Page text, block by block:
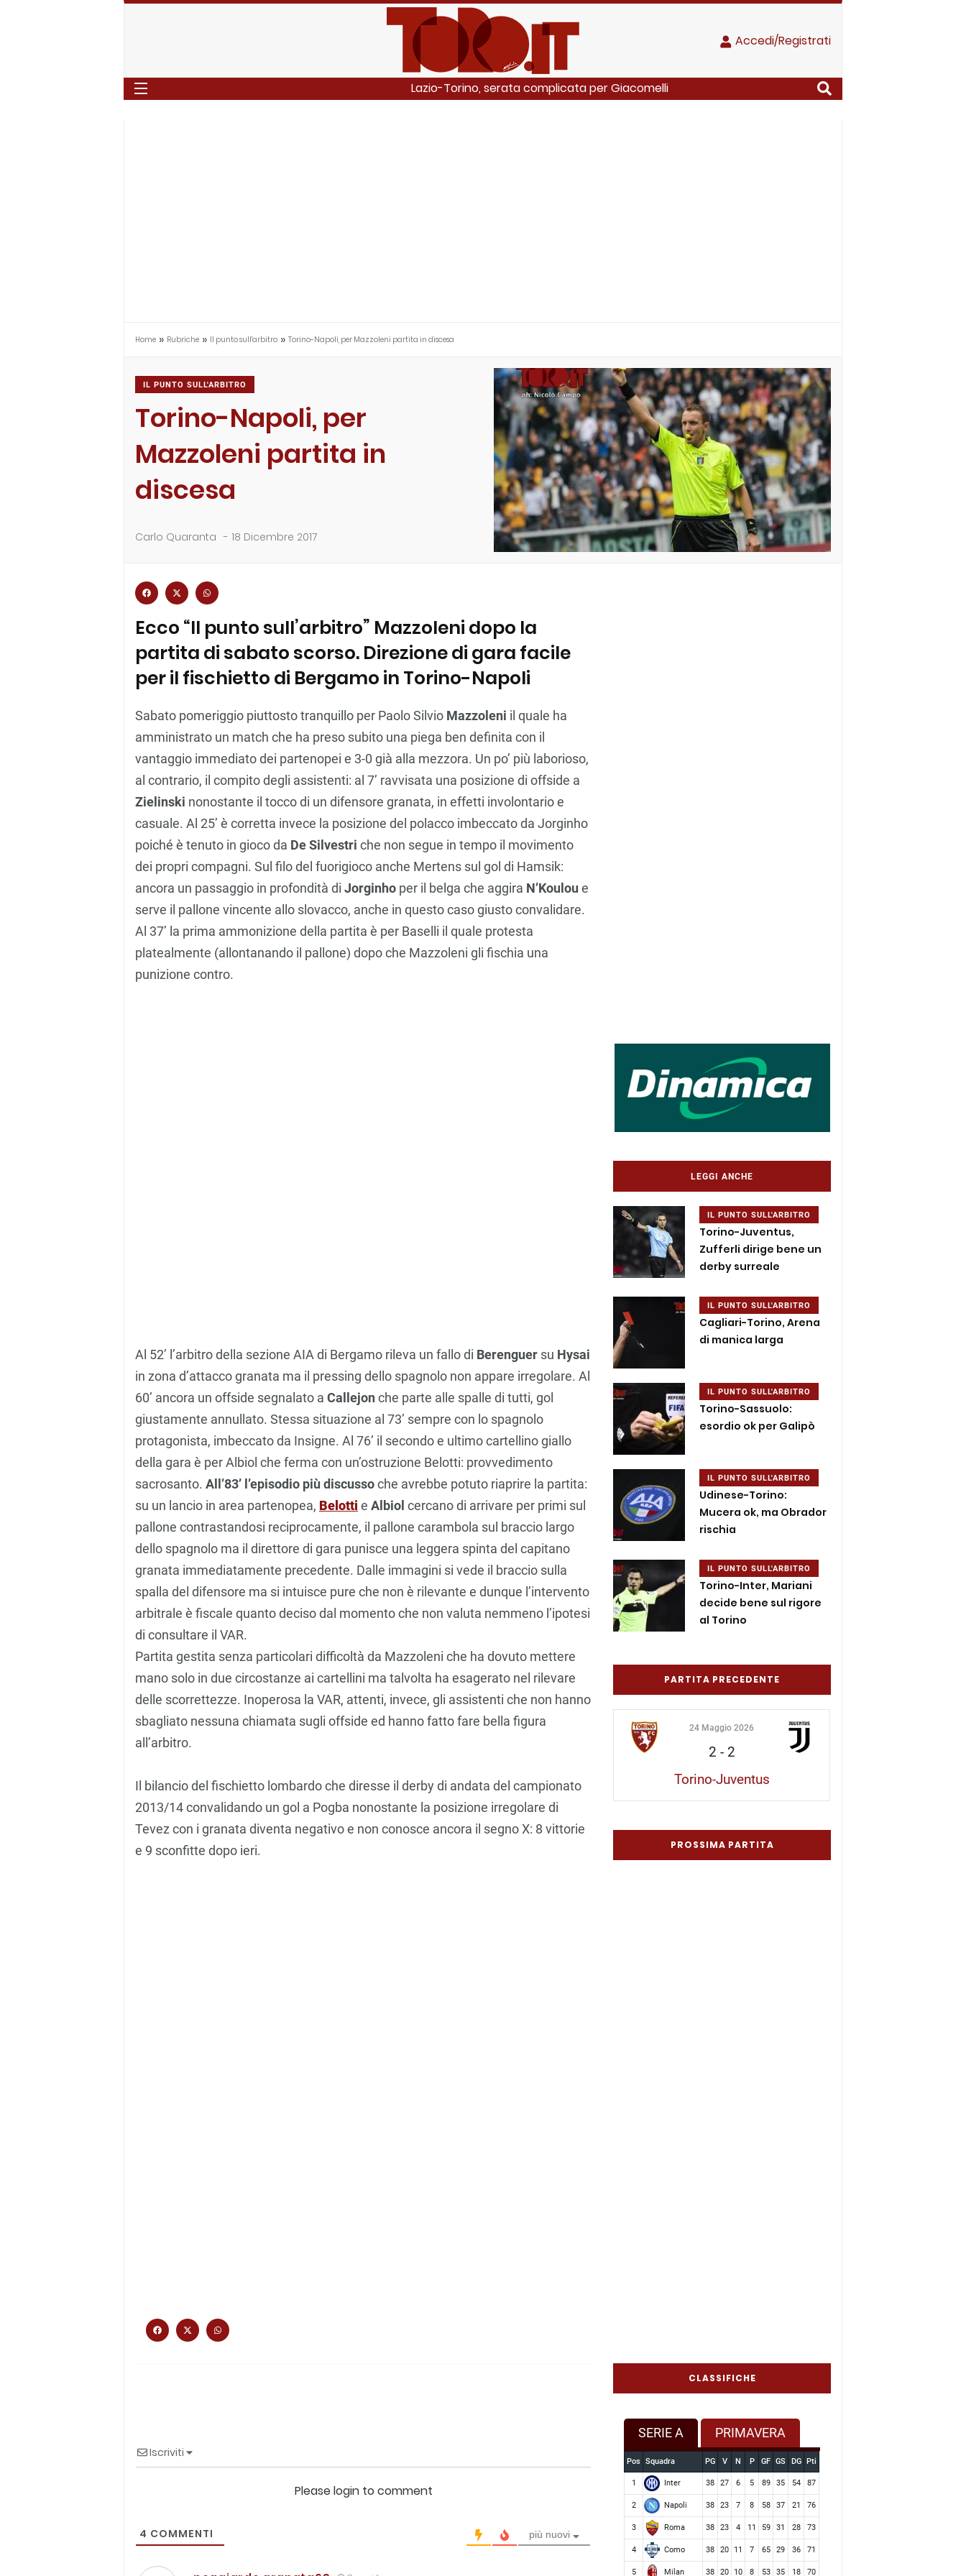
Accedi/Registrati
Lazio-Torino, serata complicata per Giacomelli
Home » Rubriche » Il punto sull'arbitro » Torino-Napoli, per Mazzoleni partita in discesa
IL PUNTO SULL'ARBITRO
Torino-Napoli, per
Mazzoleni partita in
discesa
Carlo Quaranta - 18 Dicembre 2017
Ecco “Il punto sull’arbitro” Mazzoleni dopo la
partita di sabato scorso. Direzione di gara facile
per il fischietto di Bergamo in Torino-Napoli
Sabato pomeriggio piuttosto tranquillo per Paolo Silvio Mazzoleni il quale ha
amministrato un match che ha preso subito una piega ben definita con il
vantaggio immediato dei partenopei e 3-0 già alla mezzora. Un po’ più laborioso,
al contrario, il compito degli assistenti: al 7’ ravvisata una posizione di offside a
Zielinski nonostante il tocco di un difensore granata, in effetti involontario e
casuale. Al 25’ è corretta invece la posizione del polacco imbeccato da Jorginho
poiché è tenuto in gioco da De Silvestri che non segue in tempo il movimento
dei propri compagni. Sul filo del fuorigioco anche Mertens sul gol di Hamsik:
ancora un passaggio in profondità di Jorginho per il belga che aggira N’Koulou e
serve il pallone vincente allo slovacco, anche in questo caso giusto convalidare.
Al 37’ la prima ammonizione della partita è per Baselli il quale protesta
platealmente (allontanando il pallone) dopo che Mazzoleni gli fischia una
punizione contro.
Al 52’ l’arbitro della sezione AIA di Bergamo rileva un fallo di Berenguer su Hysai
in zona d’attacco granata ma il pressing dello spagnolo non appare irregolare. Al
60’ ancora un offside segnalato a Callejon che parte alle spalle di tutti, gol
giustamente annullato. Stessa situazione al 73’ sempre con lo spagnolo
protagonista, imbeccato da Insigne. Al 76’ il secondo e ultimo cartellino giallo
della gara è per Albiol che ferma con un’ostruzione Belotti: provvedimento
sacrosanto. All’83’ l’episodio più discussoche avrebbe potuto riaprire la partita:
su un lancio in area partenopea, Belotti e Albiol cercano di arrivare per primi sul
pallone contrastandosi reciprocamente, il pallone carambola sul braccio largo
dello spagnolo ma il direttore di gara punisce una leggera spinta del capitano
granata immediatamente precedente. Dalle immagini si vede il braccio sulla
spalla del difensore ma si intuisce pure che non è rilevante e dunque l’intervento
arbitrale è fiscale quanto deciso dal momento che non valuta nemmeno l’ipotesi
di consultare il VAR.
Partita gestita senza particolari difficoltà da Mazzoleni che ha dovuto mettere
mano solo in due circostanze ai cartellini ma talvolta ha esagerato nel rilevare
delle scorrettezze. Inoperosa la VAR, attenti, invece, gli assistenti che non hanno
sbagliato nessuna chiamata sugli offside ed hanno fatto fare bella figura
all’arbitro.
Il bilancio del fischietto lombardo che diresse il derby di andata del campionato
2013/14 convalidando un gol a Pogba nonostante la posizione irregolare di
Tevez con i granata diventa negativo e non conosce ancora il segno X: 8 vittorie
e 9 sconfitte dopo ieri.
Iscriviti
Please login to comment
4 COMMENTI più nuovi
LEGGI ANCHE
IL PUNTO SULL'ARBITRO
Torino-Juventus,
Zufferli dirige bene un
derby surreale
IL PUNTO SULL'ARBITRO
Cagliari-Torino, Arena
di manica larga
IL PUNTO SULL'ARBITRO
Torino-Sassuolo:
esordio ok per Galipò
IL PUNTO SULL'ARBITRO
Udinese-Torino:
Mucera ok, ma Obrador
rischia
IL PUNTO SULL'ARBITRO
Torino-Inter, Mariani
decide bene sul rigore
al Torino
PARTITA PRECEDENTE
24 Maggio 2026
2 - 2
Torino-Juventus
PROSSIMA PARTITA
CLASSIFICHE
SERIE A PRIMAVERA
Pos Squadra PG V N P GF GS DG Pti
1 Inter 38 27 6 5 89 35 54 87
2 Napoli 38 23 7 8 58 37 21 76
3 Roma 38 23 4 11 59 31 28 73
4 Como 38 20 11 7 65 29 36 71
5 Milan 38 20 10 8 53 35 18 70